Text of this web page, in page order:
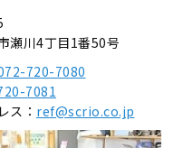
瀬川4丁目1番50号
720-7080
7081
ス： ref@scrio.co.jp